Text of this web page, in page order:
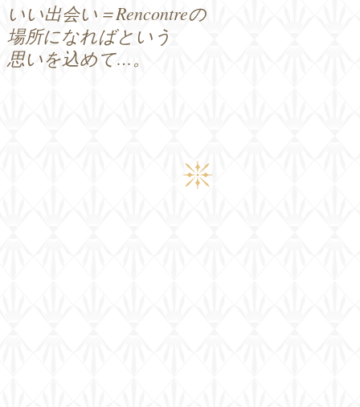
いい出会い＝Rencontreの
場所になればという
思いを込めて…。